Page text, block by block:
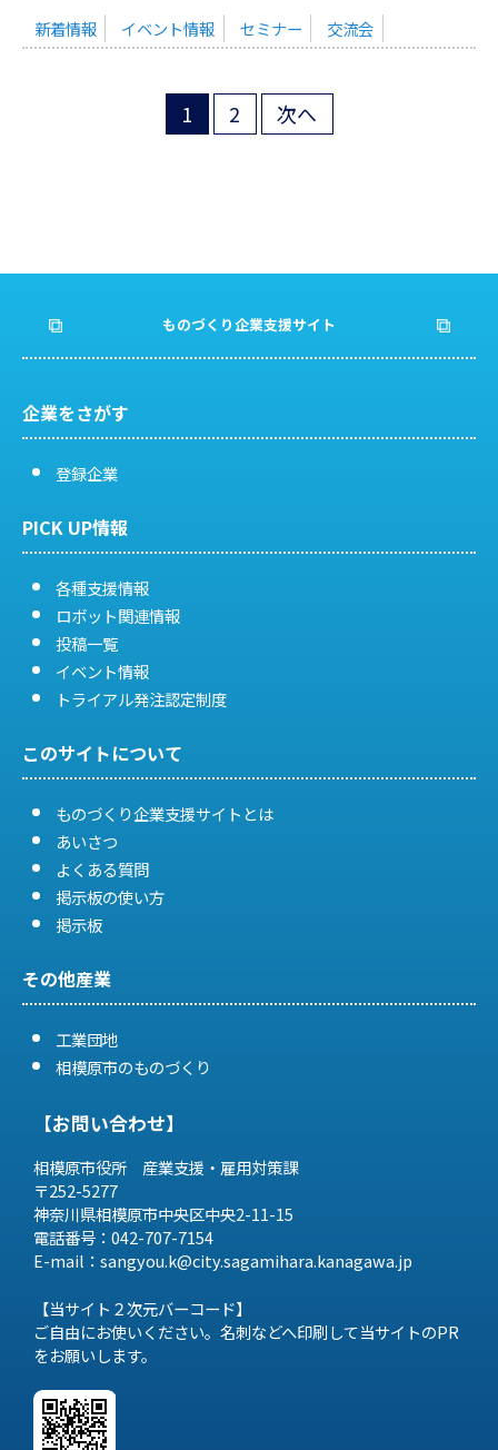
新着情報 イベント情報 セミナー 交流会
投
ペ
ー
ジ
り
1 2 次へ
ものづくり企業支援サイト
企業をさがす
登録企業
PICK UP情報
各種支援情報
ロボット関連情報
投稿一覧
イベント情報
トライアル発注認定制度
このサイトについて
ものづくり企業支援サイトとは
あいさつ
よくある質問
掲示板の使い方
掲示板
その他産業
工業団地
相模原市のものづくり
【お問い合わせ】
相模原市役所 産業支援・雇用対策課
〒252-5277
神奈川県相模原市中央区中央2-11-15
電話番号：042-707-7154
E-mail：sangyou.k@city.sagamihara.kanagawa.jp
【当サイト２次元バーコード】
ご自由にお使いください。名刺などへ印刷して当サイトのPR
をお願いします。